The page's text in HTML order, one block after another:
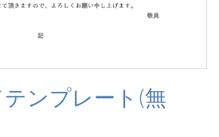
ンプレート(無